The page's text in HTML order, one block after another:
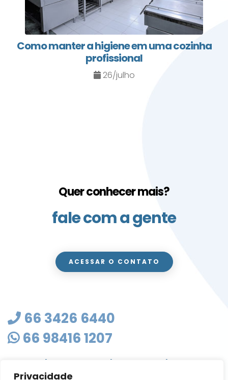
Privacidade
Como manter a higiene em uma cozinha
profissional
26/julho
Quer conhecer mais?
fale com a gente
ACESSAR O CONTATO
66 3426 6440
66 98416 1207
masterclean@mastercleanmt.com.br